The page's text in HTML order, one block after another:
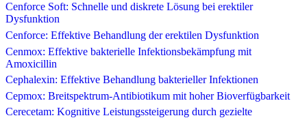
Cenforce Soft: Schnelle und diskrete Lösung bei erektiler
Dysfunktion
Cenforce: Effektive Behandlung der erektilen Dysfunktion
Cenmox: Effektive bakterielle Infektionsbekämpfung mit
Amoxicillin
Cephalexin: Effektive Behandlung bakterieller Infektionen
Cepmox: Breitspektrum-Antibiotikum mit hoher Bioverfügbarkeit
Cerecetam: Kognitive Leistungssteigerung durch gezielte